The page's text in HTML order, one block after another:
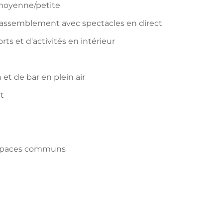
petite
avec spectacles en direct
et d'activités en intérieur
et de bar en plein air
communs